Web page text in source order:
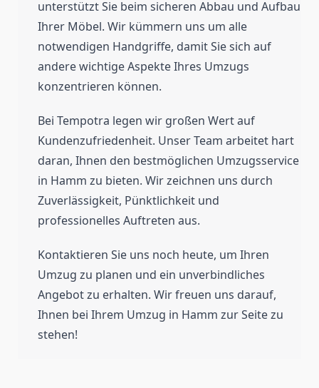
unterstützt Sie beim sicheren Abbau und Aufbau
Ihrer Möbel. Wir kümmern uns um alle
notwendigen Handgriffe, damit Sie sich auf
andere wichtige Aspekte Ihres Umzugs
konzentrieren können.
Bei Tempotra legen wir großen Wert auf
Kundenzufriedenheit. Unser Team arbeitet hart
daran, Ihnen den bestmöglichen Umzugsservice
in Hamm zu bieten. Wir zeichnen uns durch
Zuverlässigkeit, Pünktlichkeit und
professionelles Auftreten aus.
Kontaktieren Sie uns noch heute, um Ihren
Umzug zu planen und ein unverbindliches
Angebot zu erhalten. Wir freuen uns darauf,
Ihnen bei Ihrem Umzug in Hamm zur Seite zu
stehen!